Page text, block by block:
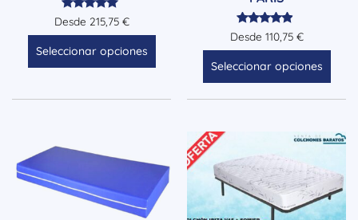
Valorado
con
5.00
de 5
Desde 215,75 €
Seleccionar opciones
Valorado
con
4.71
de 5
Desde 110,75 €
Seleccionar opciones